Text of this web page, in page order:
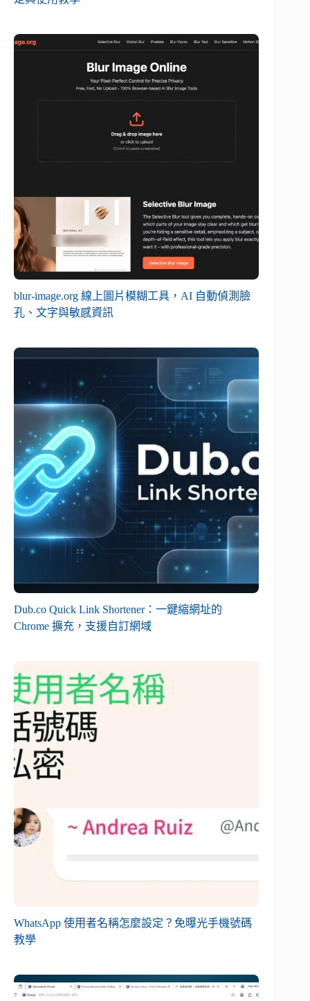
blur-image.org 線上圖片模糊工具，AI 自動偵測臉
孔、文字與敏感資訊
Dub.co Quick Link Shortener：一鍵縮網址的
Chrome 擴充，支援自訂網域
WhatsApp 使用者名稱怎麼設定？免曝光手機號碼
教學